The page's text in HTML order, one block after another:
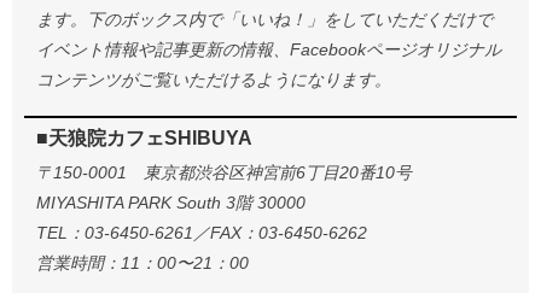
ます。下のボックス内で「いいね！」をしていただくだけで
イベント情報や記事更新の情報、Facebookページオリジナル
コンテンツがご覧いただけるようになります。
■天狼院カフェSHIBUYA
〒150-0001 東京都渋谷区神宮前6丁目20番10号
MIYASHITA PARK South 3階 30000
TEL：03-6450-6261／FAX：03-6450-6262
営業時間：11：00〜21：00